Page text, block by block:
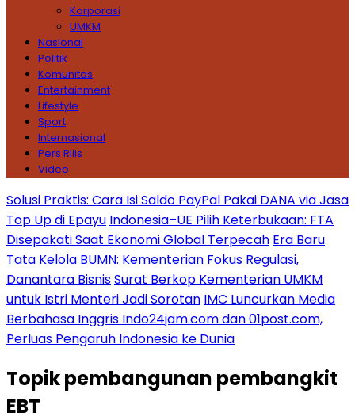
Korporasi
UMKM
Nasional
Politik
Komunitas
Entertainment
Lifestyle
Sport
Internasional
Pers Rilis
Video
Solusi Praktis: Cara Isi Saldo PayPal Pakai DANA via Jasa
Top Up di Epayu Indonesia–UE Pilih Keterbukaan: FTA
Disepakati Saat Ekonomi Global Terpecah Era Baru
Tata Kelola BUMN: Kementerian Fokus Regulasi,
Danantara BisnisSurat Berkop Kementerian UMKM
untuk Istri Menteri Jadi Sorotan IMC Luncurkan Media
Berbahasa Inggris Indo24jam.com dan 01post.com,
Perluas Pengaruh Indonesia ke Dunia
Topikpembangunan pembangkit
EBT